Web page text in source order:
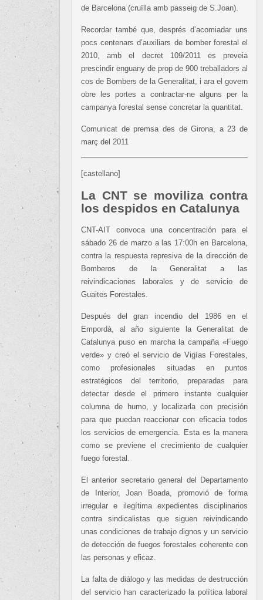
de Barcelona (cruïlla amb passeig de S.Joan).
Recordar també que, després d’acomiadar uns
pocs centenars d’auxiliars de bomber forestal el
2010, amb el decret 109/2011 es preveia
prescindir enguany de prop de 900 treballadors al
cos de Bombers de la Generalitat, i ara el govern
obre les portes a contractar-ne alguns per la
campanya forestal sense concretar la quantitat.
Comunicat de premsa des de Girona, a 23 de
març del 2011
[castellano]
La CNT se moviliza contra
los despidos en Catalunya
CNT-AIT convoca una concentración para el
sábado 26 de marzo a las 17:00h en Barcelona,
contra la respuesta represiva de la dirección de
Bomberos de la Generalitat a las
reivindicaciones laborales y de servicio de
Guaites Forestales.
Después del gran incendio del 1986 en el
Empordà, al año siguiente la Generalitat de
Catalunya puso en marcha la campaña «Fuego
verde» y creó el servicio de Vigías Forestales,
como profesionales situadas en puntos
estratégicos del territorio, preparadas para
detectar desde el primero instante cualquier
columna de humo, y localizarla con precisión
para que puedan reaccionar con eficacia todos
los servicios de emergencia. Esta es la manera
como se previene el crecimiento de cualquier
fuego forestal.
El anterior secretario general del Departamento
de Interior, Joan Boada, promovió de forma
irregular e ilegítima expedientes disciplinarios
contra sindicalistas que siguen reivindicando
unas condiciones de trabajo dignos y un servicio
de detección de fuegos forestales coherente con
las personas y eficaz.
La falta de diálogo y las medidas de destrucción
del servicio han caracterizado la política laboral